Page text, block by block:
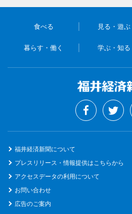
食べる 見る・遊ぶ
暮らす・働く 学ぶ・知る
福井経済新聞について
プレスリリース・情報提供はこちらから
アクセスデータの利用について
お問い合わせ
広告のご案内